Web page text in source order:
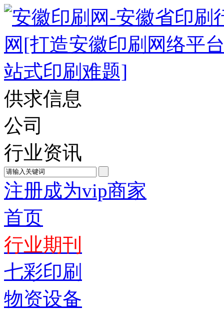
供求信息
公司
行业资讯
注册成为vip商家
首页
行业期刊
七彩印刷
物资设备